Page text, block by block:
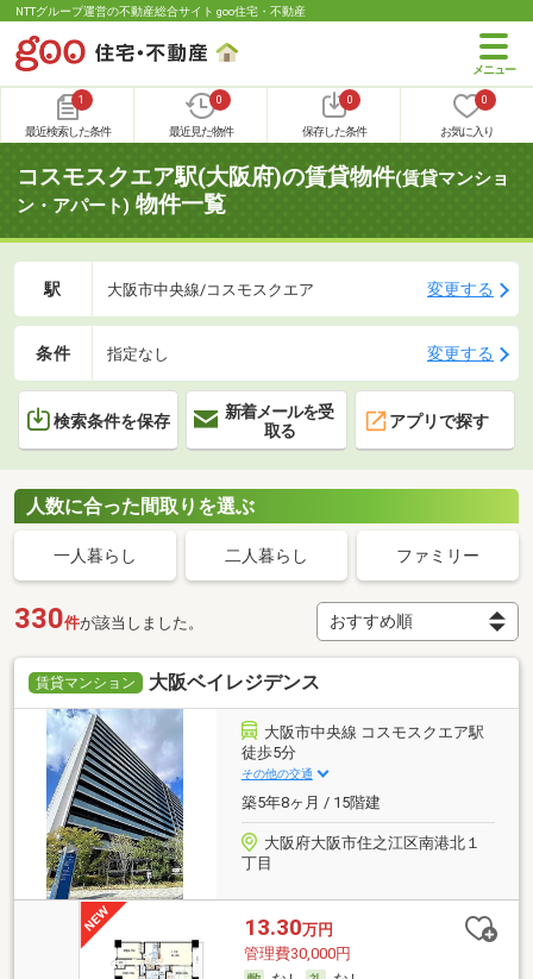
NTTグループ運営の不動産総合サイト goo住宅・不動産
1
最近検索した条件
0
最近見た物件
0
保存した条件
0
お気に入り
コスモスクエア駅(大阪府)の賃貸物件(賃貸マンショ
ン・アパート) 物件一覧
駅 大阪市中央線/コスモスクエア 変更する
条件 指定なし 変更する
検索条件を保存
新着メールを受
取る
アプリで探す
人数に合った間取りを選ぶ
一人暮らし 二人暮らし ファミリー
330件が該当しました。
賃貸マンション 大阪ベイレジデンス
大阪市中央線 コスモスクエア駅
徒歩5分
その他の交通
築5年8ヶ月 / 15階建
大阪府大阪市住之江区南港北１
丁目
13.30万円
管理費30,000円